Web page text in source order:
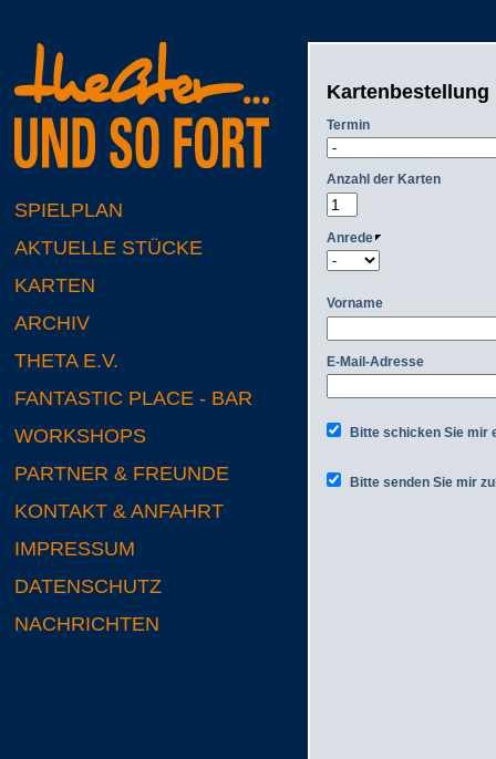
SPIELPLAN
AKTUELLE STÜCKE
KARTEN
ARCHIV
THETA E.V.
FANTASTIC PLACE - BAR
WORKSHOPS
PARTNER & FREUNDE
KONTAKT & ANFAHRT
IMPRESSUM
DATENSCHUTZ
NACHRICHTEN
Kartenbestellung
Termin
Anzahl der Karten
Anrede
Vorname
E-Mail-Adresse
Bitte schicken Sie mir
Bitte senden Sie mir